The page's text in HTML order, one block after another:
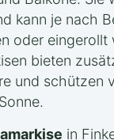
kann je nach
oder eingerollt
bieten
und schützen
in